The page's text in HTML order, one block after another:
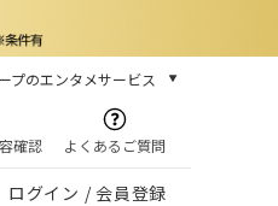
プのエンタメサービス
ーム/CD/DVD
ブックス
確認 よくあるご質問
ログイン / 会員登録